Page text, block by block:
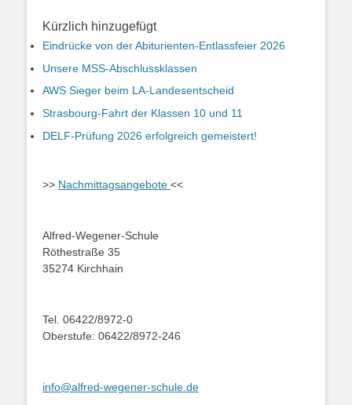
Kürzlich hinzugefügt
Eindrücke von der Abiturienten-Entlassfeier 2026
Unsere MSS-Abschlussklassen
AWS Sieger beim LA-Landesentscheid
Strasbourg-Fahrt der Klassen 10 und 11
DELF-Prüfung 2026 erfolgreich gemeistert!
>> Nachmittagsangebote <<
Alfred-Wegener-Schule
Röthestraße 35
35274 Kirchhain
Tel. 06422/8972-0
Oberstufe: 06422/8972-246
info@alfred-wegener-schule.de